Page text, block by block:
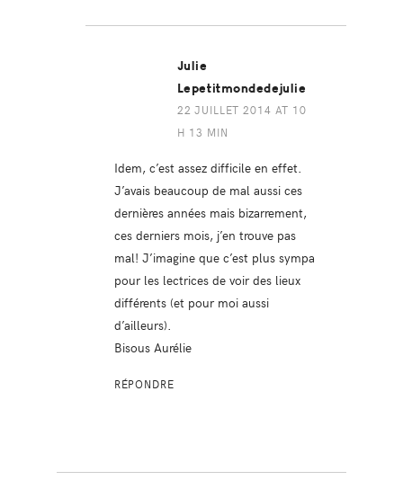
Julie
Lepetitmondedejulie
22 JUILLET 2014 AT 10
H 13 MIN
Idem, c’est assez difficile en effet.
J’avais beaucoup de mal aussi ces
dernières années mais bizarrement,
ces derniers mois, j’en trouve pas
mal! J’imagine que c’est plus sympa
pour les lectrices de voir des lieux
différents (et pour moi aussi
d’ailleurs).
Bisous Aurélie
RÉPONDRE